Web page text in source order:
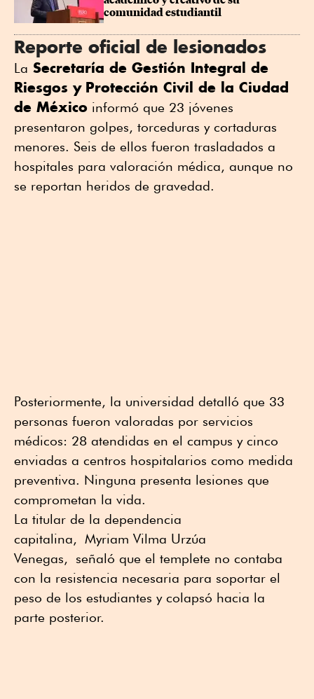
comunidad estudiantil
Reporte oficial de lesionados
La Secretaría de Gestión Integral de
Riesgos y Protección Civil de la Ciudad
de México informó que 23 jóvenes
presentaron golpes, torceduras y cortaduras
menores. Seis de ellos fueron trasladados a
hospitales para valoración médica, aunque no
se reportan heridos de gravedad.
Posteriormente, la universidad detalló que 33
personas fueron valoradas por servicios
médicos: 28 atendidas en el campus y cinco
enviadas a centros hospitalarios como medida
preventiva. Ninguna presenta lesiones que
comprometan la vida.
La titular de la dependencia
capitalina, Myriam Vilma Urzúa
Venegas, señaló que el templete no contaba
con la resistencia necesaria para soportar el
peso de los estudiantes y colapsó hacia la
parte posterior.